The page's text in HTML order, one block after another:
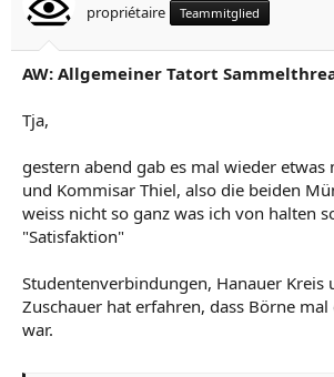
propriétaire Teammitglied
AW: Allgemeiner Tatort
Tja,
gestern abend gab es mal wieder etwas
und Kommisar Thiel, also die beiden
weiss nicht so ganz was ich von halten
"Satisfaktion"
Studentenverbindungen, Hanauer Kreis
Zuschauer hat erfahren, dass Börne
war.